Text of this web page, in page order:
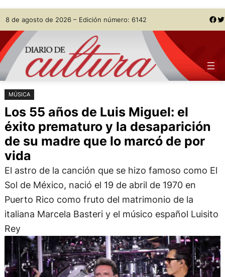
Saltar
al
contenido
Skip
to
content
8 de agosto de 2026 – Edición número: 6142 Facebook Twitter
MÚSICA
Los 55 años de Luis Miguel: el
éxito prematuro y la desaparición
de su madre que lo marcó de por
vida
El astro de la canción que se hizo famoso como El
Sol de México, nació el 19 de abril de 1970 en
Puerto Rico como fruto del matrimonio de la
italiana Marcela Basteri y el músico español Luisito
Rey